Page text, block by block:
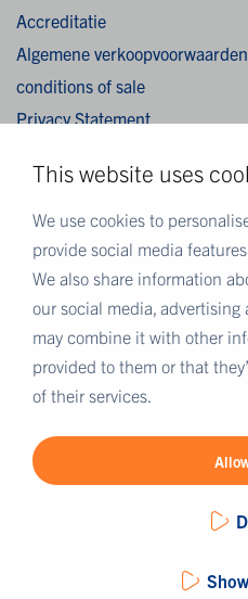
This website uses
We use cookies to
provide social media
We also share information
our social media,
may combine it with other
provided to them or that
of their services.
Accreditatie
Algemene
conditions of sale
Privacy Statement
Disclaimer
MEER EUROFINS
Eurofins Nederland
Eurofins Scientific public
Eurofins Worldwide map